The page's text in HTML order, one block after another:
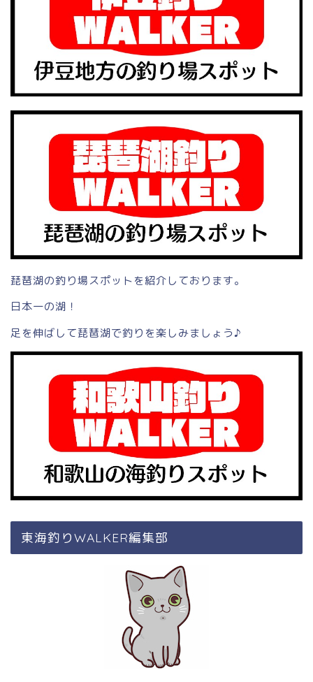
琵琶湖の釣り場スポットを紹介しております。
日本一の湖！
足を伸ばして琵琶湖で釣りを楽しみましょう♪
東海釣りWALKER編集部